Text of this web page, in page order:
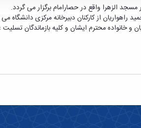
بوعلی سینا همدان
راهواریان از کارکنان دبیرخانه مرکزی دانشگاه می
و خانواده محترم ایشان و کلیه بازماندگان